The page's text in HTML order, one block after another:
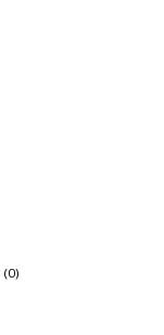
(0)